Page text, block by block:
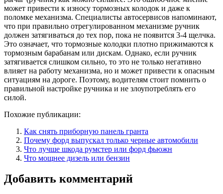
может привести к износу тормозных колодок и даже к
поломке механизма. Специалисты автосервисов напоминают,
что при правильно отрегулированном механизме ручник
должен затягиваться до тех пор, пока не появится 3-4 щелчка.
Это означает, что тормозные колодки плотно прижимаются к
тормозным барабанам или дискам. Однако, если ручник
затягивается слишком сильно, то это не только негативно
влияет на работу механизма, но и может привести к опасным
ситуациям на дороге. Поэтому, водителям стоит помнить о
правильной настройке ручника и не злоупотреблять его
силой.
Похожие публикации:
Как снять приборную панель гранта
Почему форд выпускал только черные автомобили
Что лучше шкода румстер или форд фьюжн
Что мощнее дизель или бензин
Добавить комментарий